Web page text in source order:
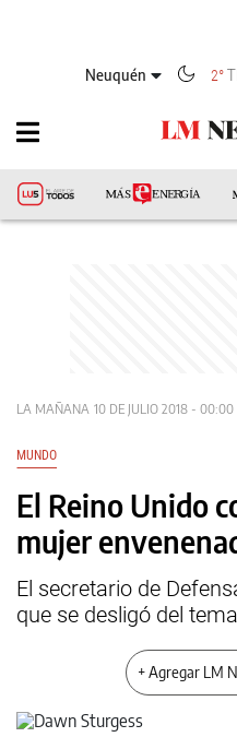
Neuquén 2°
LA MAÑANA 10 DE JULIO 2018 - 00:00
MUNDO
El Reino Unido
mujer
El secretario de
que se desligó del
+ Agregar LM